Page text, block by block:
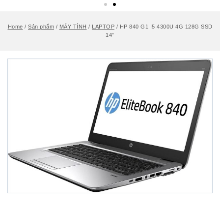
Home / Sản phẩm / MÁY TÍNH / LAPTOP / HP 840 G1 I5 4300U 4G 128G SSD
14”